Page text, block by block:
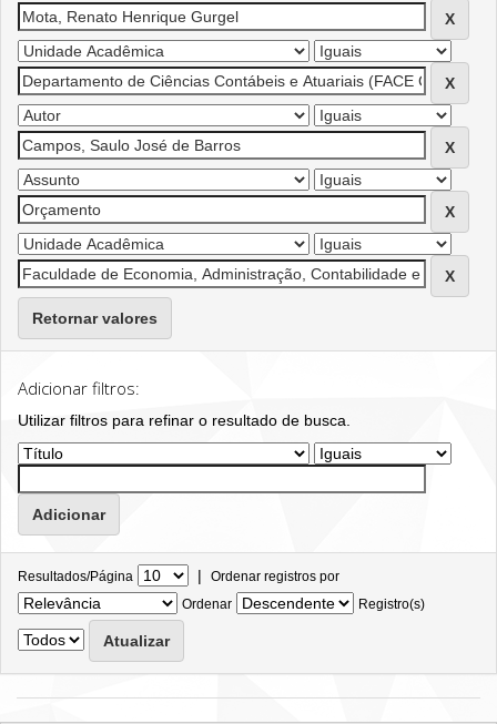
Retornar valores
Adicionar filtros:
Utilizar filtros para refinar o resultado de busca.
Resultados/Página | Ordenar registros por
Ordenar
Registro(s)